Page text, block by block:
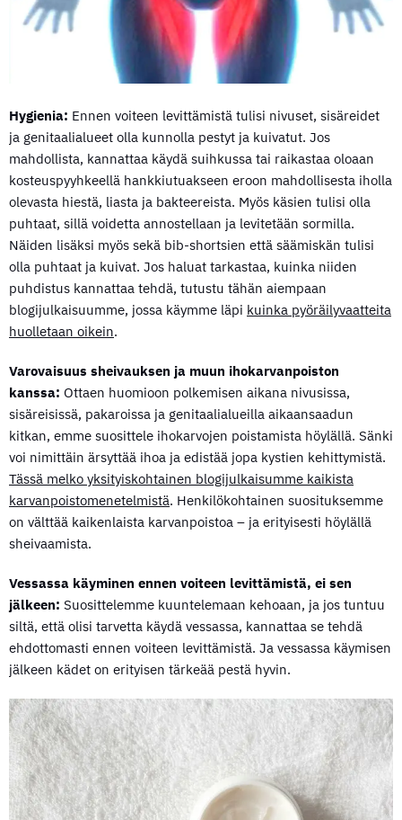
Hygienia: Ennen voiteen levittämistä tulisi nivuset, sisäreidet
ja genitaalialueet olla kunnolla pestyt ja kuivatut. Jos
mahdollista, kannattaa käydä suihkussa tai raikastaa oloaan
kosteuspyyhkeellä hankkiutuakseen eroon mahdollisesta iholla
olevasta hiestä, liasta ja bakteereista. Myös käsien tulisi olla
puhtaat, sillä voidetta annostellaan ja levitetään sormilla.
Näiden lisäksi myös sekä bib-shortsien että säämiskän tulisi
olla puhtaat ja kuivat. Jos haluat tarkastaa, kuinka niiden
puhdistus kannattaa tehdä, tutustu tähän aiempaan
blogijulkaisuumme, jossa käymme läpi kuinka pyöräilyvaatteita
huolletaan oikein.
Varovaisuus sheivauksen ja muun ihokarvanpoiston
kanssa: Ottaen huomioon polkemisen aikana nivusissa,
sisäreisissä, pakaroissa ja genitaalialueilla aikaansaadun
kitkan, emme suosittele ihokarvojen poistamista höylällä. Sänki
voi nimittäin ärsyttää ihoa ja edistää jopa kystien kehittymistä.
Tässä melko yksityiskohtainen blogijulkaisumme kaikista
karvanpoistomenetelmistä. Henkilökohtainen suosituksemme
on välttää kaikenlaista karvanpoistoa – ja erityisesti höylällä
sheivaamista.
Vessassa käyminen ennen voiteen levittämistä, ei sen
jälkeen: Suosittelemme kuuntelemaan kehoaan, ja jos tuntuu
siltä, että olisi tarvetta käydä vessassa, kannattaa se tehdä
ehdottomasti ennen voiteen levittämistä. Ja vessassa käymisen
jälkeen kädet on erityisen tärkeää pestä hyvin.